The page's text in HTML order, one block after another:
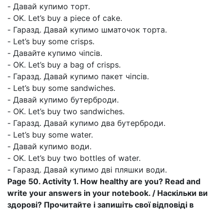
- Давай купимо торт.
- OK. Let’s buy a piece of cake.
- Гаразд. Давай купимо шматочок торта.
- Let’s buy some crisps.
- Давайте купимо чіпсів.
- OK. Let’s buy a bag of crisps.
- Гаразд. Давай купимо пакет чіпсів.
- Let’s buy some sandwiches.
- Давай купимо бутерброди.
- OK. Let’s buy two sandwiches.
- Гаразд. Давай купимо два бутерброди.
- Let’s buy some water.
- Давай купимо води.
- OK. Let’s buy two bottles of water.
- Гаразд. Давай купимо дві пляшки води.
Page 50. Activity 1. How healthy are you? Read and
write your answers in your notebook. / Наскільки ви
здорові? Прочитайте і запишіть свої відповіді в